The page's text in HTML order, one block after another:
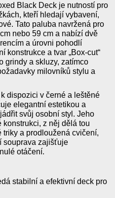
Black Deck je nutností pro
kteří hledají vybavení,
Tato paluba navržená pro
nebo 59 cm a nabízí dvě
a úrovni pohodlí
konstrukce a tvar „Box-cut“
grindy a skluzy, zatímco
milovníků stylu a
dispozici v černé a leštěné
elegantní estetikou a
svůj osobní styl. Jeho
konstrukci, z něj dělá tou
a prodloužená cvičení,
souprava zajišťuje
otáčení.
stabilní a efektivní deck pro